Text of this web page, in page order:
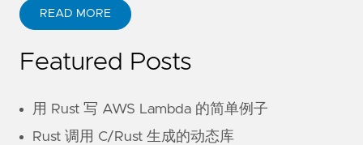
READ MORE
Featured Posts
用 Rust 写 AWS Lambda 的简单例子
Rust 调用 C/Rust 生成的动态库